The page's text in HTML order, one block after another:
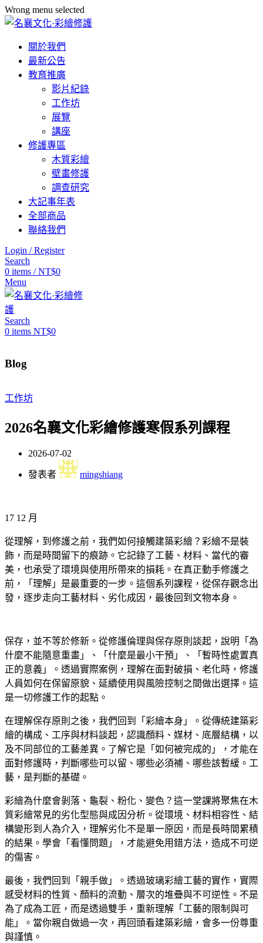
Wrong menu selected
關於我們
最新公告
教育推廣
影片紀錄
工作坊
展覽
講座
修護專區
木質彩繪
壁畫修護
調查研究
大記事年表
全部商品
聯絡我們
Login / Register
Search
0 items / NT$0
Menu
Search
0 items NT$0
Blog
工作坊
2026名襄文化彩繪修護寒假系列課程
2026-07-02
發表者 mingshiang
17 12 月
從理解，到修護之前，我們如何接觸建築彩繪？彩繪不是裝
飾，而是時間留下的痕跡。它記錄了工藝、材料、當代的審
美，也承受了環境與使用所帶來的損耗。在真正動手修護之
前，「理解」是最重要的一步。這個系列課程，從保存觀念出
發，逐步走向工藝材料、劣化成因，最後回到文物本身。
保存，並不等於修新。從修護倫理與保存原則談起，說明「為
什麼不能隨意重畫」、「什麼是最小干預」、「暫時性處置真
正的意義」。透過實際案例，理解在面對破損、老化時，修護
人員如何在保留原貌、延續使用與風險控制之間做出選擇。這
是一切修護工作的起點。
在理解保存原則之後，我們回到「彩繪本身」。從傳統建築彩
繪的構成、工序與材料談起，認識顏料、媒材、底層結構，以
及不同部位的工藝差異。了解它是「如何被完成的」，才能在
面對修護時，判斷哪些可以留、哪些必須補、哪些該暫緩。工
藝，是判斷的基礎。
彩繪為什麼會剝落、龜裂、粉化、變色？這一堂課將聚焦在木
質彩繪常見的劣化型態與成因分析。從環境、材料相容性、結
構變形到人為介入，理解劣化不是單一原因，而是長時間累積
的結果。學會「看懂問題」，才能避免用錯方法，造成不可逆
的傷害。
最後，我們回到「親手做」。透過玻璃彩繪工藝的實作，實際
感受材料的性質、顏料的流動、層次的堆疊與不可逆性。不是
為了成為工匠，而是透過雙手，重新理解「工藝的限制與可
能」。當你親自做過一次，再回頭看建築彩繪，會多一份尊重
與謹慎。